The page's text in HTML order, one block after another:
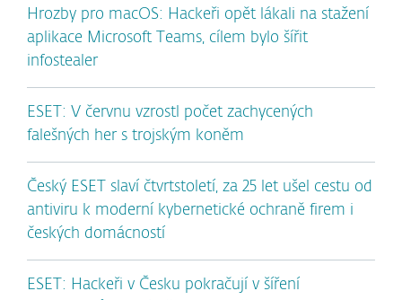
Hrozby pro macOS: Hackeři opět lákali na stažení
aplikace Microsoft Teams, cílem bylo šířit
infostealer
ESET: V červnu vzrostl počet zachycených
falešných her s trojským koněm
Český ESET slaví čtvrtstoletí, za 25 let ušel cestu od
antiviru k moderní kybernetické ochraně firem i
českých domácností
ESET: Hackeři v Česku pokračují v šíření